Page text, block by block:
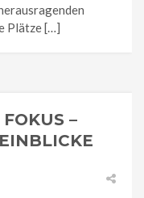
Plätze […]
–